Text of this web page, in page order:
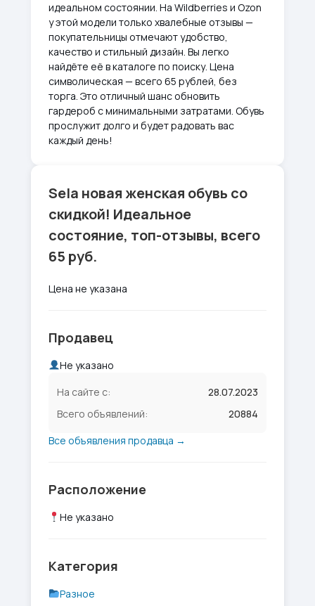
идеальном состоянии. На Wildberries и Ozon
у этой модели только хвалебные отзывы —
покупательницы отмечают удобство,
качество и стильный дизайн. Вы легко
найдёте её в каталоге по поиску. Цена
символическая — всего 65 рублей, без
торга. Это отличный шанс обновить
гардероб с минимальными затратами. Обувь
прослужит долго и будет радовать вас
каждый день!
Sela новая женская обувь со
скидкой! Идеальное
состояние, топ-отзывы, всего
65 руб.
Цена не указана
Продавец
Не указано
На сайте с:
28.07.2023
Всего объявлений:
20884
Все объявления продавца →
Расположение
Не указано
Категория
Разное